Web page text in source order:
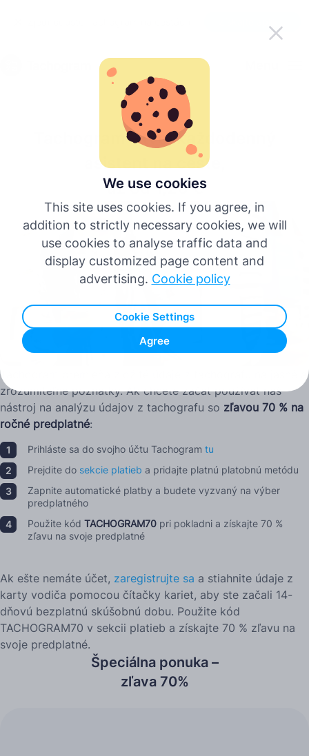
We use cookies
This site uses cookies. If you agree, in
addition to strictly necessary cookies, we will
use cookies to analyse traffic data and
display customized page content and
advertising. Cookie policy
Cookie Settings
Agree
Français
Italiano
Tachogram – tvoj každodenný
asistent na ceste,
už od 1,20 €
Tachogram premieňa zložité údaje z tachografu na jasné a
zrozumiteľné poznatky. Ak chcete začať používať náš
nástroj na analýzu údajov z tachografu so zľavou 70 % na
ročné predplatné:
Prihláste sa do svojho účtu Tachogram tu
Prejdite do sekcie platieb a pridajte platnú platobnú metódu
Zapnite automatické platby a budete vyzvaný na výber
predplatného
Použite kód TACHOGRAM70 pri pokladni a získajte 70 %
zľavu na svoje predplatné
Ak ešte nemáte účet, zaregistrujte sa a stiahnite údaje z
karty vodiča pomocou čítačky kariet, aby ste začali 14-
dňovú bezplatnú skúšobnú dobu. Použite kód
TACHOGRAM70 v sekcii platieb a získajte 70 % zľavu na
svoje predplatné.
Špeciálna ponuka –
zľava 70%